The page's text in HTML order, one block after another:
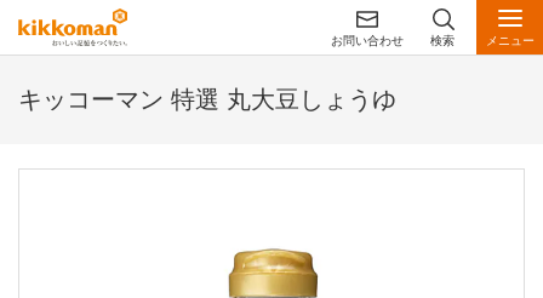
お問い合わせ 検索 メニュー
キッコーマン 特選 丸大豆しょうゆ